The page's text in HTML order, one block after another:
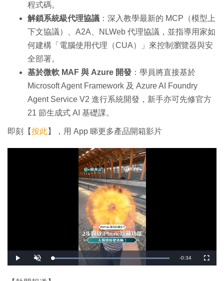
程式碼。
解鎖系統級代理協議 ：深入教學最新的 MCP（模型上
下文協議）、A2A、NLWeb 代理協議，並指導用家如
何建構「電腦使用代理（CUA）」來控制瀏覽器與安
全部署。
基於微軟 MAF 與 Azure 開發 ：學員將直接基於
Microsoft Agent Framework 及 Azure AI Foundry
Agent Service V2 進行系統開發，新手亦可先修官方
21 節生成式 AI 基礎課。
即刻【按此】，用 App 睇更多產品開箱影片
播
放
開
啟
載
入
剩
-0:34
全
螢